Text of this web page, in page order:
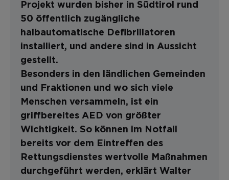
Projekt wurden bisher in Südtirol rund
50 öffentlich zugängliche
halbautomatische Defibrillatoren
installiert, und andere sind in Aussicht
gestellt.
Besonders in den ländlichen Gemeinden
und Fraktionen und wo sich viele
Menschen versammeln, ist ein
griffbereites AED von größter
Wichtigkeit. So können im Notfall
bereits vor dem Eintreffen des
Rettungsdienstes wertvolle Maßnahmen
durchgeführt werden, erklärt Walter